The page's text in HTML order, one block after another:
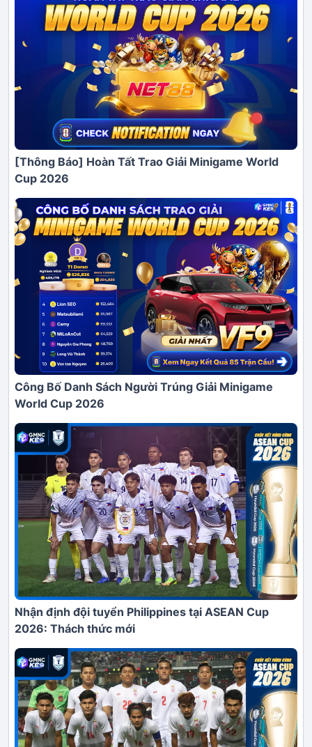
[Thông Báo] Hoàn Tất Trao Giải Minigame World
Cup 2026
Công Bố Danh Sách Người Trúng Giải Minigame
World Cup 2026
Nhận định đội tuyển Philippines tại ASEAN Cup
2026: Thách thức mới